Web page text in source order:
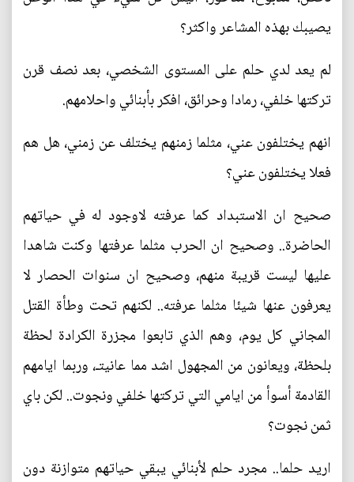
يصيبك بهذه المشاعر واكثر؟
لم يعد لدي حلم على المستوى الشخصي، بعد نصف قرن
تركتها خلفي، رمادا وحرائق، افكر بأبنائي واحلامهم.
انهم يختلفون عني، مثلما زمنهم يختلف عن زمني، هل هم
فعلا يختلفون عني؟
صحيح ان الاستبداد كما عرفته لاوجود له في حياتهم
الحاضرة.. وصحيح ان الحرب مثلما عرفتها وكنت شاهدا
عليها ليست قريبة منهم، وصحيح ان سنوات الحصار لا
يعرفون عنها شيئا مثلما عرفته.. لكنهم تحت وطأة القتل
المجاني كل يوم، وهم الذي تابعوا مجزرة الكرادة لحظة
بلحظة، ويعانون من المجهول اشد مما عانيتـ، وربما ايامهم
القادمة أسوأ من ايامي التي تركتها خلفي ونجوت.. لكن باي
ثمن نجوت؟
اريد حلما.. مجرد حلم لأبنائي يبقي حياتهم متوازنة دون